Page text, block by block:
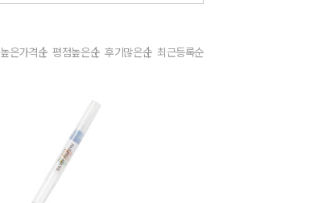
높은가격순 평점높은순 후기많은순 최근등록순